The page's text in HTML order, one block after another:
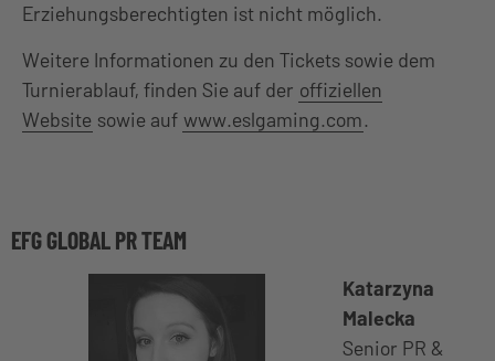
Erziehungsberechtigten ist nicht möglich.
Weitere Informationen zu den Tickets sowie dem
Turnierablauf, finden Sie auf der offiziellen
Website sowie auf www.eslgaming.com.
EFG GLOBAL PR TEAM
Katarzyna
Malecka
Senior PR &